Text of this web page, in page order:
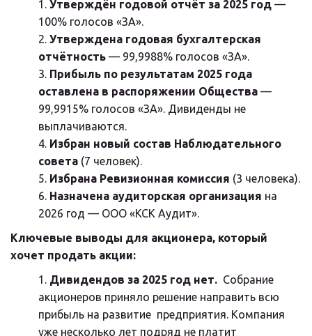
Утверждён годовой отчёт за 2025 год —
100% голосов «ЗА».
Утверждена годовая бухгалтерская
отчётность — 99,9988% голосов «ЗА».
Прибыль по результатам 2025 года
оставлена в распоряжении Общества —
99,9915% голосов «ЗА». Дивиденды не
выплачиваются.
Избран новый состав Наблюдательного
совета (7 человек).
Избрана Ревизионная комиссия (3 человека).
Назначена аудиторская организация на
2026 год — ООО «КСК Аудит».
Ключевые выводы для акционера, который
хочет продать акции:
Дивидендов за 2025 год нет.
  Собрание
акционеров приняло решение направить всю
прибыль на развитие  предприятия. Компания
уже несколько лет подряд не платит